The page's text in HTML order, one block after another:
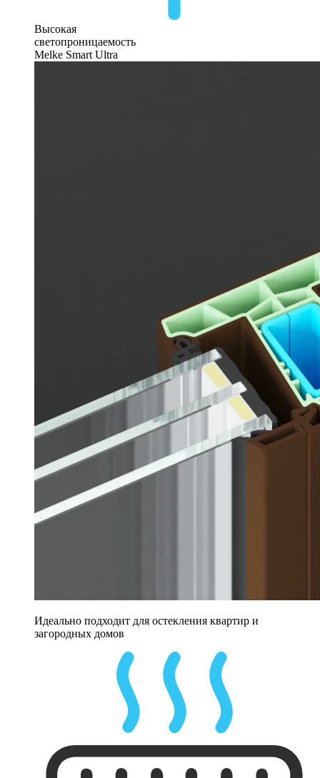
Высокая
светопроницаемость
Melke Smart Ultra
Идеально подходит для остекления квартир и
загородных домов